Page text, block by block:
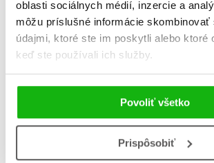
oblasti sociálnych médií, inzercie a
môžu príslušné informácie skombinovať
údajmi, ktoré ste im poskytli alebo ktoré
keď ste používali ich služby.
Povoliť všetko
Prispôsobiť
Počet strán 16
K stiahnutiu
Dátum vydania
Formát 205x270
Hmotnosť 0,112 kg
slovenčina